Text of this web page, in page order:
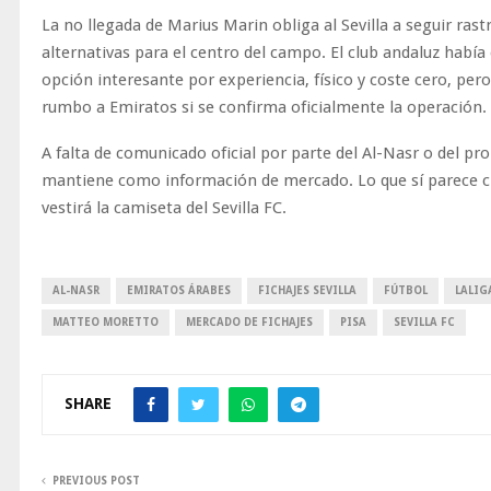
La no llegada de Marius Marin obliga al Sevilla a seguir
alternativas para el centro del campo. El club andaluz
opción interesante por experiencia, físico y coste cero,
rumbo a Emiratos si se confirma oficialmente la operación.
A falta de comunicado oficial por parte del Al-Nasr o del
mantiene como información de mercado. Lo que sí parece
vestirá la camiseta del Sevilla FC.
AL-NASR EMIRATOS ÁRABES FICHAJES SEVILLA FÚTBOL
MATTEO MORETTO MERCADO DE FICHAJES PISA SEVILLA FC
SHARE
PREVIOUS POST